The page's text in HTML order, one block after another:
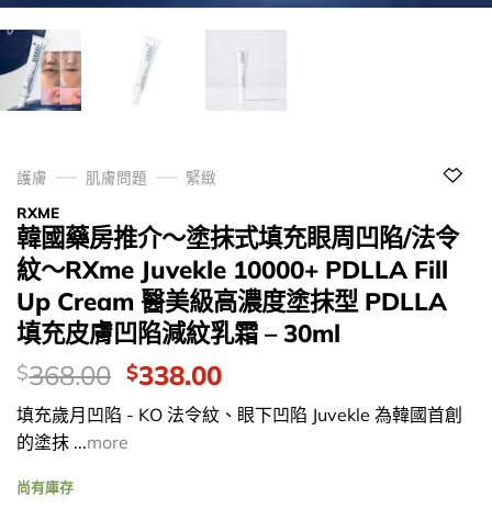
護膚 肌膚問題
緊緻
RXME
韓國藥房推介～塗抹式填充眼周凹陷/法令
紋～RXme Juvekle 10000+ PDLLA Fill
Up Cream 醫美級高濃度塗抹型 PDLLA
填充皮膚凹陷減紋乳霜 – 30ml
價
錢：
$368.00 Original
price
was:
$368.00.
$338.00Current
price
is:
填充歲月凹陷 - KO 法令紋、眼下凹陷 Juvekle 為韓國首創
的塗抹 ...more
尚有庫存